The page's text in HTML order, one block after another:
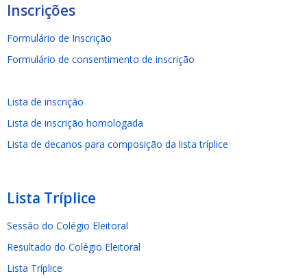
Inscrições
Formulário de Inscrição
Formulário de consentimento de inscrição
Lista de inscrição
Lista de inscrição homologada
Lista de decanos para composição da lista tríplice
Lista Tríplice
Sessão do Colégio Eleitoral
Resultado do Colégio Eleitoral
Lista Tríplice